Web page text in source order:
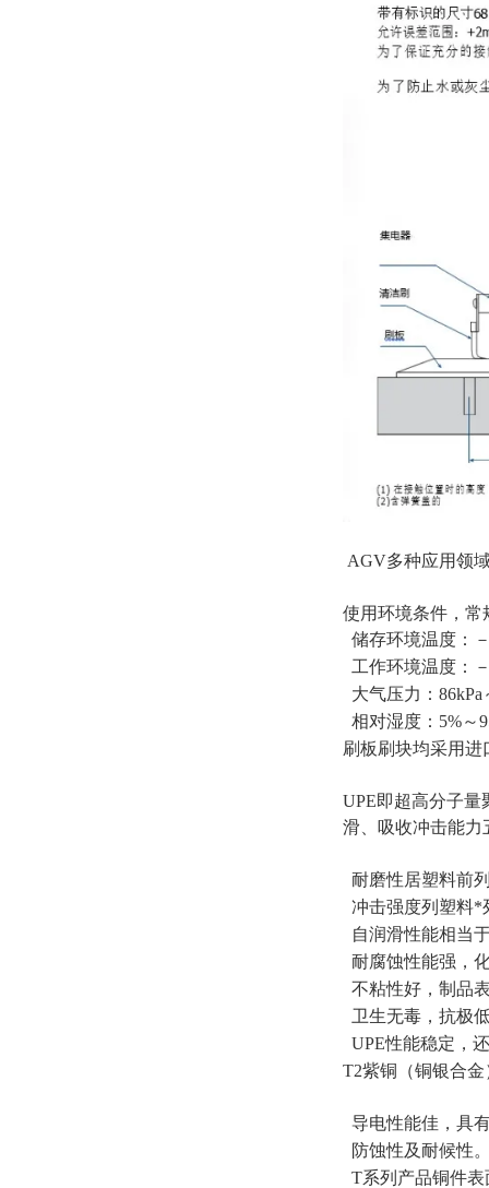
AGV多种应用领
使用环境条件，常
储存环境温度：
工作环境温度：
大气压力：86kPa
相对湿度：5%～
刷板刷块均采用进
UPE即超高分子
滑、吸收冲击能力
耐磨性居塑料前
冲击强度列塑料*
自润滑性能相当
耐腐蚀性能强，
不粘性好，制品
卫生无毒，抗极
UPE性能稳定，
T2紫铜（铜银合
导电性能佳，具
防蚀性及耐候性
T系列产品铜件